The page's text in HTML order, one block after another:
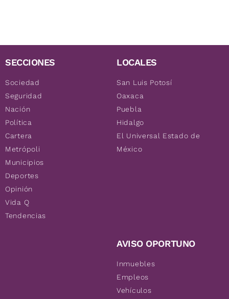
SECCIONES
Sociedad
Seguridad
Nación
Política
Cartera
Metrópoli
Municipios
Deportes
Opinión
Vida Q
Tendencias
LOCALES
San Luis Potosí
Oaxaca
Puebla
Hidalgo
El Universal Estado de
México
AVISO OPORTUNO
Inmuebles
Empleos
Vehículos